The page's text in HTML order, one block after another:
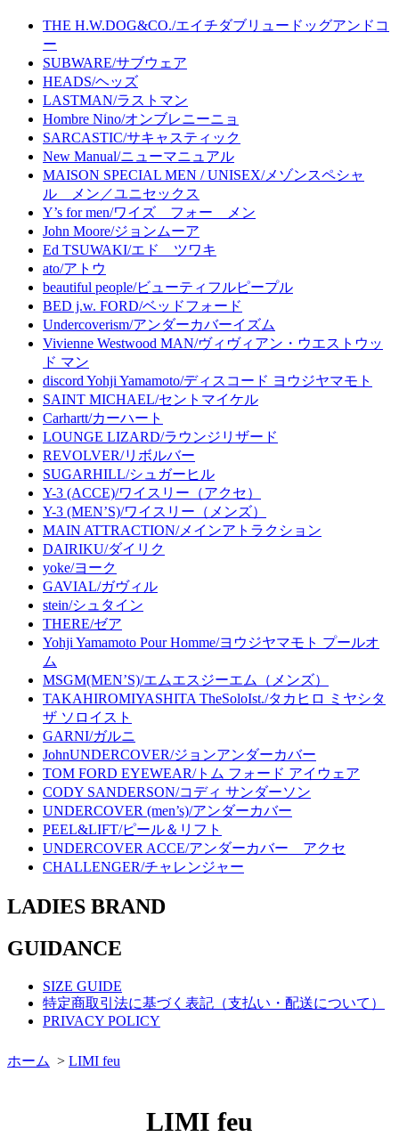
THE H.W.DOG&CO./エイチダブリュードッグアンドコ
ー
SUBWARE/サブウェア
HEADS/ヘッズ
LASTMAN/ラストマン
Hombre Nino/オンブレニーニョ
SARCASTIC/サキャスティック
New Manual/ニューマニュアル
MAISON SPECIAL MEN / UNISEX/メゾンスペシャ
ル メン／ユニセックス
Y’s for men/ワイズ フォー メン
John Moore/ジョンムーア
Ed TSUWAKI/エド ツワキ
ato/アトウ
beautiful people/ビューティフルピープル
BED j.w. FORD/ベッドフォード
Undercoverism/アンダーカバーイズム
Vivienne Westwood MAN/ヴィヴィアン・ウエストウッ
ド マン
discord Yohji Yamamoto/ディスコード ヨウジヤマモト
SAINT MICHAEL/セントマイケル
Carhartt/カーハート
LOUNGE LIZARD/ラウンジリザード
REVOLVER/リボルバー
SUGARHILL/シュガーヒル
Y-3 (ACCE)/ワイスリー（アクセ）
Y-3 (MEN’S)/ワイスリー（メンズ）
MAIN ATTRACTION/メインアトラクション
DAIRIKU/ダイリク
yoke/ヨーク
GAVIAL/ガヴィル
stein/シュタイン
THERE/ゼア
Yohji Yamamoto Pour Homme/ヨウジヤマモト プールオ
ム
MSGM(MEN’S)/エムエスジーエム（メンズ）
TAKAHIROMIYASHITA TheSoloIst./タカヒロ ミヤシタ
ザ ソロイスト
GARNI/ガルニ
JohnUNDERCOVER/ジョンアンダーカバー
TOM FORD EYEWEAR/トム フォード アイウェア
CODY SANDERSON/コディ サンダーソン
UNDERCOVER (men’s)/アンダーカバー
PEEL&LIFT/ピール＆リフト
UNDERCOVER ACCE/アンダーカバー アクセ
CHALLENGER/チャレンジャー
LADIES BRAND
GUIDANCE
SIZE GUIDE
特定商取引法に基づく表記（支払い・配送について）
PRIVACY POLICY
ホーム > LIMI feu
LIMI feu